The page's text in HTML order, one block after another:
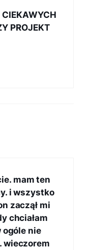
PROJEKT
mam ten
i wszystko
zaczął mi
chciałam
ogóle nie
wieczorem